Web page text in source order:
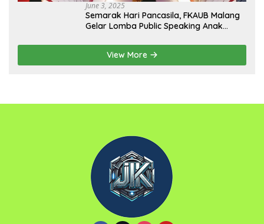
June 3, 2025
Semarak Hari Pancasila, FKAUB Malang
Gelar Lomba Public Speaking Anak
Pancasila
View More